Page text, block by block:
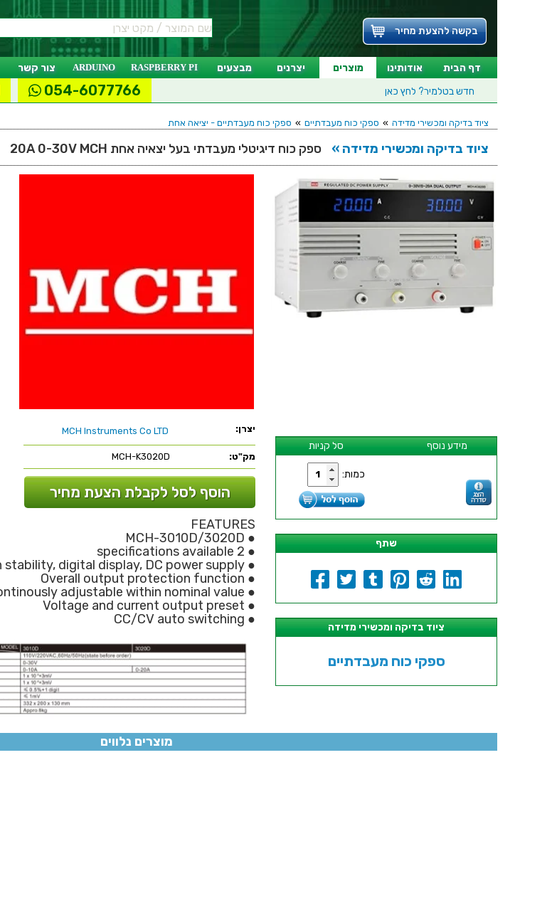
בקשה להצעת מחיר
דף הבית אודותינו מוצרים יצרנים מבצעים RASPBERRY PI
ARDUINO צור קשר
חדש בטלמיר? לחץ כאן 054-6077766
ציוד בדיקה ומכשירי מדידה » ספקי כוח מעבדתיים » ספקי כוח מעבדתיים - יציאה אחת
ציוד בדיקה ומכשירי מדידה » ספק כוח דיגיטלי מעבדתי בעל יצאיה אחת 20A 0-30V MCH
סל קניות מידע נוסף
כמות:
שתף
ציוד בדיקה ומכשירי מדידה
ספקי כוח מעבדתיים
יצרן: MCH Instruments Co LTD
מק"ט: MCH-K3020D
הוסף לסל לקבלת הצעת מחיר
FEATURES
●
MCH-3010D/3020D
● 2 specifications available
● High stability, digital display, DC power supply
● Overall output protection function
● Current and voltage continously adjustable within nominal value
● Voltage and current output preset
● CC/CV auto switching
מוצרים נלווים